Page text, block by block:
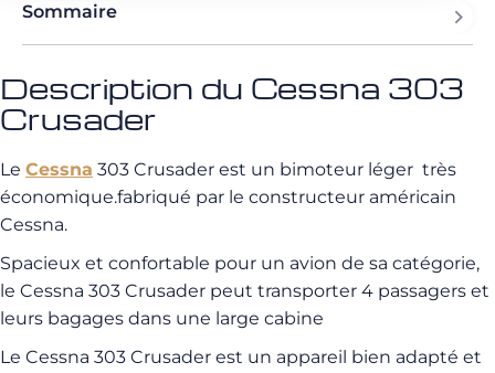
Sommaire
Description du Cessna 303
Crusader
Le Cessna 303 Crusader est un bimoteur léger très
économique.fabriqué par le constructeur américain
Cessna.
Spacieux et confortable pour un avion de sa catégorie,
le Cessna 303 Crusader peut transporter 4 passagers et
leurs bagages dans une large cabine
Le Cessna 303 Crusader est un appareil bien adapté et